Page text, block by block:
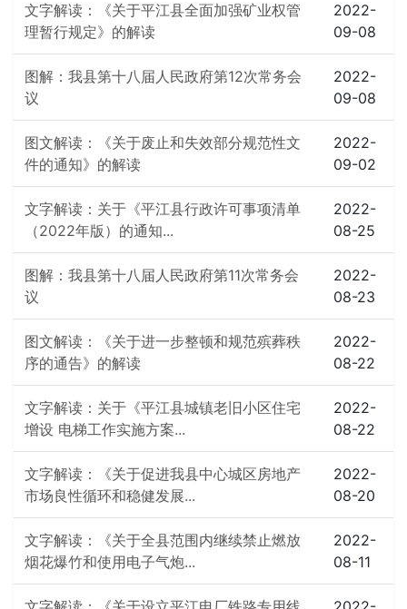
文字解读：《关于平江县全面加强矿业权管
理暂行规定》的解读
2022-
09-08
图解：我县第十八届人民政府第12次常务会
议
2022-
09-08
图文解读：《关于废止和失效部分规范性文
件的通知》的解读
2022-
09-02
文字解读：关于《平江县行政许可事项清单
（2022年版）的通知...
2022-
08-25
图解：我县第十八届人民政府第11次常务会
议
2022-
08-23
图文解读：《关于进一步整顿和规范殡葬秩
序的通告》的解读
2022-
08-22
文字解读：关于《平江县城镇老旧小区住宅
增设 电梯工作实施方案...
2022-
08-22
文字解读：《关于促进我县中心城区房地产
市场良性循环和稳健发展...
2022-
08-20
文字解读：《关于全县范围内继续禁止燃放
烟花爆竹和使用电子气炮...
2022-
08-11